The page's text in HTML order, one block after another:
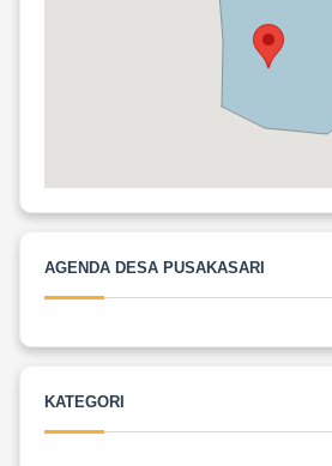
AGENDA DESA PUSAKASARI
KATEGORI